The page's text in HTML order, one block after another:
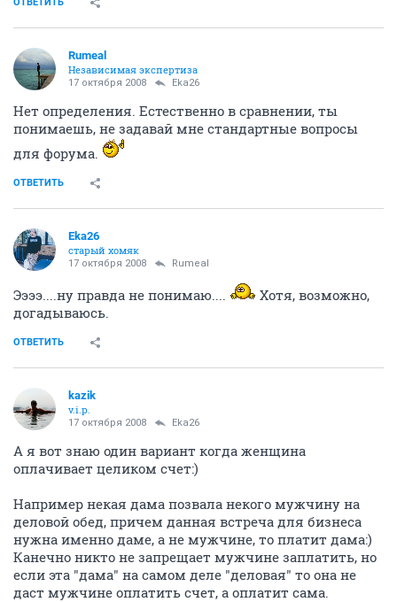
Rumeal
Независимая экспертиза
17 октября 2008 Eka26
Нет определения. Естественно в сравнении, ты
понимаешь, не задавай мне стандартные вопросы
для форума.
ОТВЕТИТЬ
Eka26
старый хомяк
17 октября 2008 Rumeal
Ээээ....ну правда не понимаю....
Хотя, возможно,
догадываюсь.
ОТВЕТИТЬ
kazik
v.i.p.
17 октября 2008 Eka26
А я вот знаю один вариант когда женщина
оплачивает целиком счет:)
Например некая дама позвала некого мужчину на
деловой обед, причем данная встреча для бизнеса
нужна именно даме, а не мужчине, то платит дама:)
Канечно никто не запрещает мужчине заплатить, но
если эта "дама" на самом деле "деловая" то она не
даст мужчине оплатить счет, а оплатит сама.